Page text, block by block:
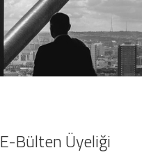
E-Bülten Üyeliği